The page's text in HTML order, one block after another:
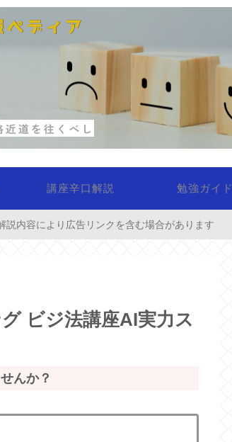
講座辛口解説 勉強ガイド
説内容により広告リンクを含む場合があります
ビジ法講座AI実力ス
んか？